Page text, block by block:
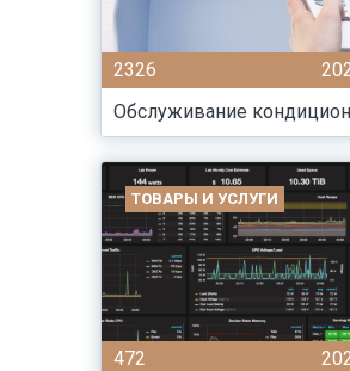
2326
Обслуживание
ТОВАРЫ И УСЛУГИ
472